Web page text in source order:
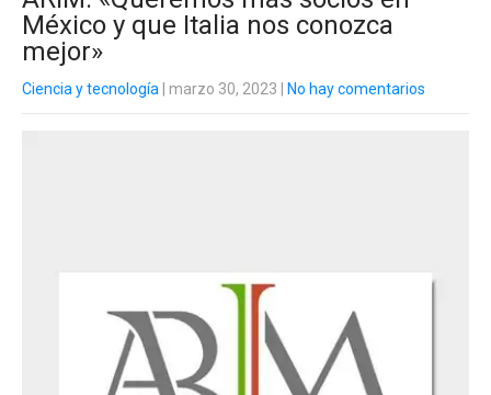
México y que Italia nos conozca
mejor»
Ciencia y tecnología | marzo 30, 2023 No hay comentarios